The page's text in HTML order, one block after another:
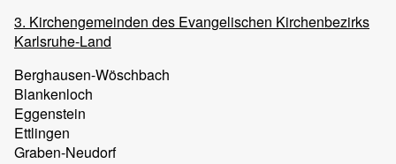
3. Kirchengemeinden des Evangelischen Kirchenbezirks
Karlsruhe-Land
Berghausen-Wöschbach
Blankenloch
Eggenstein
Ettlingen
Graben-Neudorf